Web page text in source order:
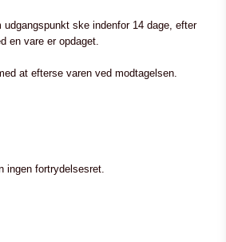
udgangspunkt ske indenfor 14 dage, efter
en vare er opdaget.
at efterse varen ved modtagelsen.
ingen fortrydelsesret.